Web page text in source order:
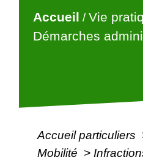
Accueil /Vie
Démarches
Accueil particuliers
Mobilité >